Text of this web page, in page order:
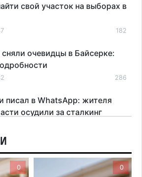
свой участок на выборах в
182
очевидцы в Байсерке:
286
писал в WhatsApp: жителя
осудили за сталкинг
бума в Алматинской
лицензии 149 компаний
169
0 0